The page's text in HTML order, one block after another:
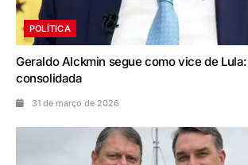
POLÍTICA
Geraldo Alckmin segue como vice de
consolidada
31 de março de 2026